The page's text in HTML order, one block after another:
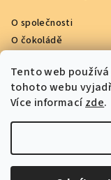
Tento web
tohoto webu
Více informacízde.
O společnosti
O čokoládě
Reference
Obchodní podmínky
Podmínky ochrany
Kontakty